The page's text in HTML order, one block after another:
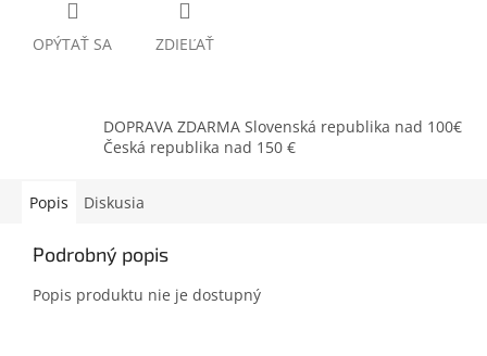
OPÝTAŤ SA ZDIEĽAŤ
DOPRAVA ZDARMA Slovenská republika nad 100€
Česká republika nad 150 €
Popis Diskusia
Podrobný popis
Popis produktu nie je dostupný